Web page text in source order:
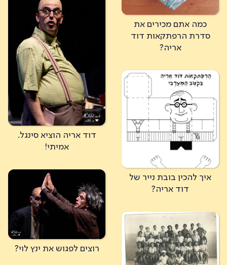
כל הספרים
מופע הרפתקאות ינץ לוי
רוצים לפגוש את ינץ לוי?
מה קורה?
כמה אתם מכירים את
סדרת הרפתקאות דוד
אריה?
דוד אריה הוציא סינגל.
אמיתי!
איך להכין בובת נייר של
דוד אריה?
רוצים לפגוש את ינץ לוי?